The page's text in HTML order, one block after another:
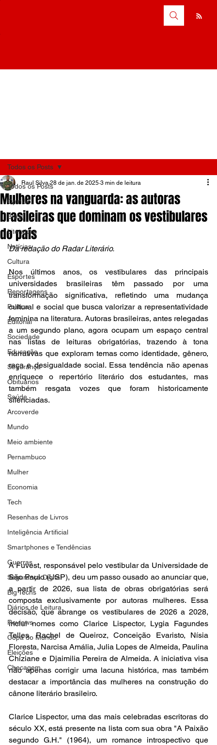
Todos os Posts
Opinião
Brasil
Literatura
Notícias
Cultura
Esportes
Reportagens
Política
Editorial
Sociedade
Educação
Segurança
Obituários
Saúde
Arcoverde
Mundo
Meio ambiente
Pernambuco
Mulher
Economia
Tech
Resenhas de Livros
Inteligência Artificial
Smartphones e Tendências
Guerras
Segurança Digital
Big Techs
Diários de Leitura
Reviews
Copa do Mundo
Eleições
Checagem
Todos os Posts
Mulheres na vanguarda: as autoras
brasileiras que dominam os vestibulares
do país
Raul Silva 28 de jan. de 2025 3 min de leitura
Da redação do Radar Literário.
Nos últimos anos, os vestibulares das principais
universidades brasileiras têm passado por uma
transformação significativa, refletindo uma mudança
cultural e social que busca valorizar a representatividade
feminina na literatura. Autoras brasileiras, antes relegadas
a um segundo plano, agora ocupam um espaço central
nas listas de leituras obrigatórias, trazendo à tona
narrativas que exploram temas como identidade, gênero,
raça e desigualdade social. Essa tendência não apenas
enriquece o repertório literário dos estudantes, mas
também resgata vozes que foram historicamente
silenciadas.
A Fuvest, responsável pelo vestibular da Universidade de
São Paulo (USP), deu um passo ousado ao anunciar que,
a partir de 2026, sua lista de obras obrigatórias será
composta exclusivamente por autoras mulheres. Essa
decisão, que abrange os vestibulares de 2026 a 2028,
inclui nomes como Clarice Lispector, Lygia Fagundes
Telles, Rachel de Queiroz, Conceição Evaristo, Nísia
Floresta, Narcisa Amália, Julia Lopes de Almeida, Paulina
Chiziane e Djaimilia Pereira de Almeida. A iniciativa visa
não apenas corrigir uma lacuna histórica, mas também
destacar a importância das mulheres na construção do
cânone literário brasileiro.
Clarice Lispector, uma das mais celebradas escritoras do
século XX, está presente na lista com sua obra "A Paixão
segundo G.H." (1964), um romance introspectivo que